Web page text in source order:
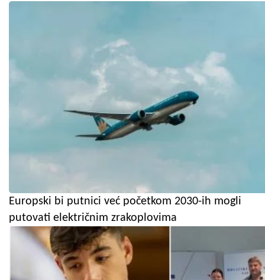
Europski bi putnici već početkom 2030-ih mogli
putovati električnim zrakoplovima